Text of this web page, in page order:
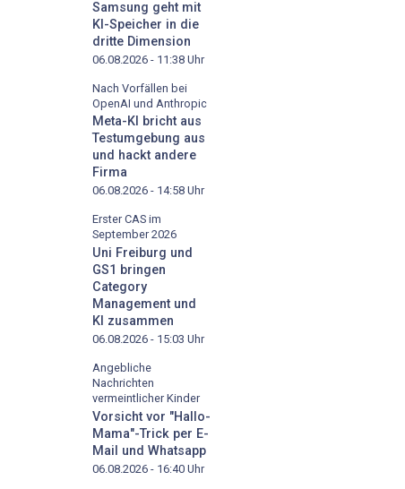
Samsung geht mit
KI-Speicher in die
dritte Dimension
06.08.2026 - 11:38 Uhr
Nach Vorfällen bei
OpenAI und Anthropic
Meta-KI bricht aus
Testumgebung aus
und hackt andere
Firma
06.08.2026 - 14:58 Uhr
Erster CAS im
September 2026
Uni Freiburg und
GS1 bringen
Category
Management und
KI zusammen
06.08.2026 - 15:03 Uhr
Angebliche
Nachrichten
vermeintlicher Kinder
Vorsicht vor "Hallo-
Mama"-Trick per E-
Mail und Whatsapp
06.08.2026 - 16:40 Uhr